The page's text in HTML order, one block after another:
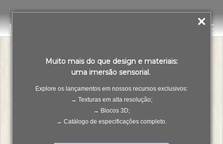
Muito mais do que design e materiais:
uma imersão sensorial.
Explore os lançamentos em nossos recursos exclusivos:
→ Texturas em alta resolução;
→ Blocos 3D;
→ Catálogo de especificações completo.